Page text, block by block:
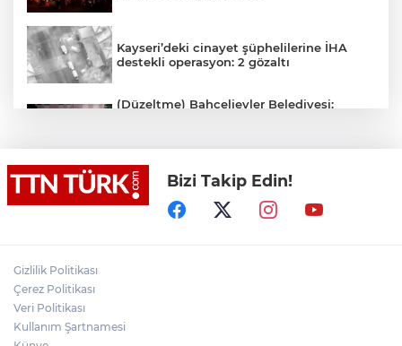
Kayseri’deki cinayet şüphelilerine İHA
destekli operasyon: 2 gözaltı
(Düzeltme) Bahçelievler Belediyesi:
bir can kaybı veya yaralanma
Adalet Bakanı Gürlek eski Özel Harekat
Başkanı Behçet Oktay’ın yakınlarını
Bakan Yumaklı: "İspanya’da
Bizi Takip Edin!
Gizlilik Politikası
Çerez Politikası
Veri Politikası
Kullanım Şartnamesi